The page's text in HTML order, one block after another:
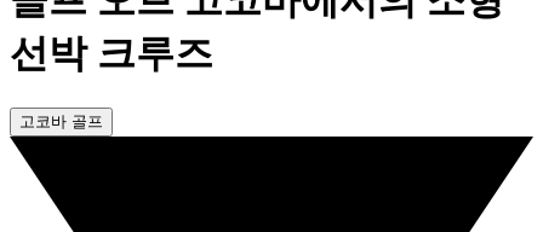
선박 크루즈
고코바 골프